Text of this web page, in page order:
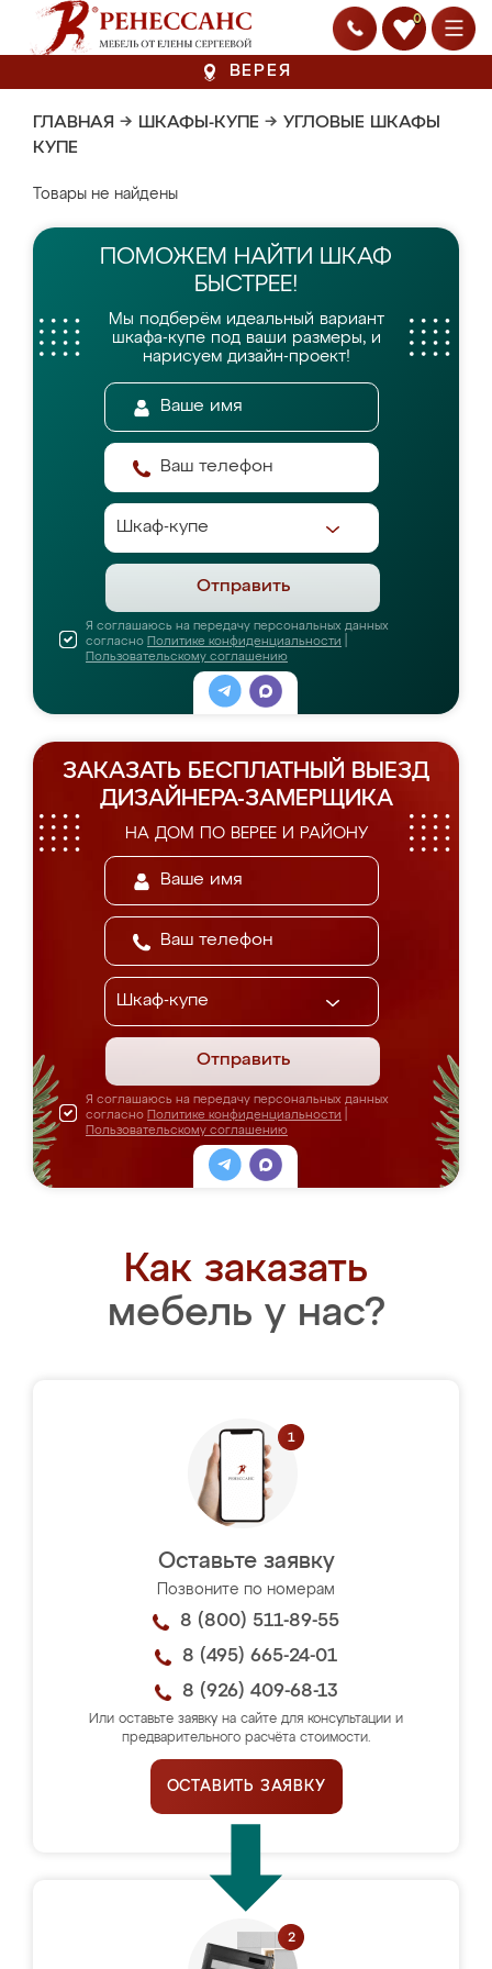
0
ВЕРЕЯ
ГЛАВНАЯ → ШКАФЫ-КУПЕ → УГЛОВЫЕ ШКАФЫ
КУПЕ
Товары не найдены
ПОМОЖЕМ НАЙТИ ШКАФ
БЫСТРЕЕ!
Мы подберём идеальный вариант
шкафа-купе под ваши размеры, и
нарисуем дизайн-проект!
Отправить
Я соглашаюсь на передачу персональных данных
согласно Политике конфиденциальности
Пользовательскому соглашению
ЗАКАЗАТЬ БЕСПЛАТНЫЙ ВЫЕЗД
ДИЗАЙНЕРА-ЗАМЕРЩИКА
НА ДОМ ПО ВЕРЕЕ И РАЙОНУ
Отправить
Я соглашаюсь на передачу персональных данных
согласно Политике конфиденциальности
Пользовательскому соглашению
Как заказать
мебель у нас?
Оставьте заявку
Позвоните по номерам
8 (800) 511-89-55
8 (495) 665-24-01
8 (926) 409-68-13
Или оставьте заявку на сайте для консультации и
предварительного расчёта стоимости.
ОСТАВИТЬ ЗАЯВКУ